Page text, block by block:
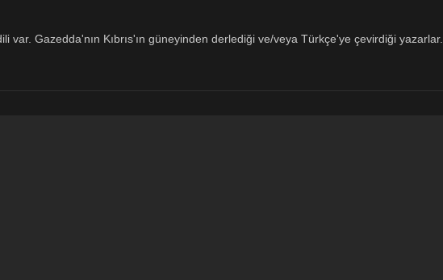
var. Gazedda'nın Kıbrıs'ın güneyinden derlediği ve/veya Türkçe'ye çevirdiği yazarlar.